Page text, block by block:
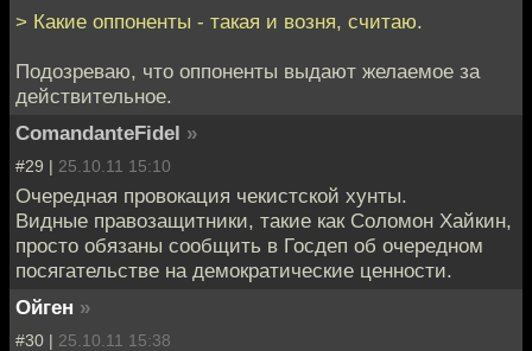
> Какие оппоненты - такая и возня, считаю.
Подозреваю, что оппоненты выдают желаемое за
действительное.
ComandanteFidel »
#29 | 25.10.11 15:10
Очередная провокация чекистской хунты.
Видные правозащитники, такие как Соломон Хайкин,
просто обязаны сообщить в Госдеп об очередном
посягательстве на демократические ценности.
Ойген »
#30 | 25.10.11 15:38